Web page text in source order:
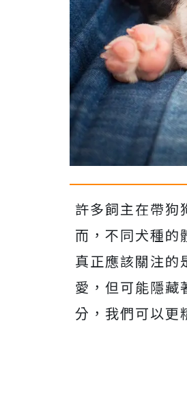
許多飼主在帶狗
而，不同犬種的
真正應該關注的
愛，但可能隱
分，我們可以更